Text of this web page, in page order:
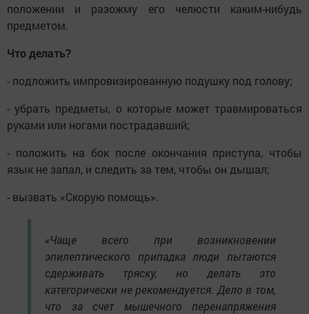
положении и разожму его челюсти каким-нибудь
предметом.
Что делать?
- подложить импровизированную подушку под голову;
- убрать предметы, о которые может травмироваться
руками или ногами пострадавший;
- положить на бок после окончания приступа, чтобы
язык не запал, и следить за тем, чтобы он дышал;
- вызвать «Скорую помощь».
«Чаще всего при возникновении
эпилептического припадка люди пытаются
сдерживать тряску, но делать это
категорически не рекомендуется. Дело в том,
что за счет мышечного перенапряжения